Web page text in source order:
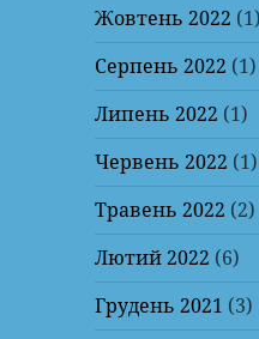
Жовтень 2022 (1)
Серпень 2022 (1)
Липень 2022 (1)
Червень 2022 (1)
Травень 2022 (2)
Лютий 2022 (6)
Грудень 2021 (3)